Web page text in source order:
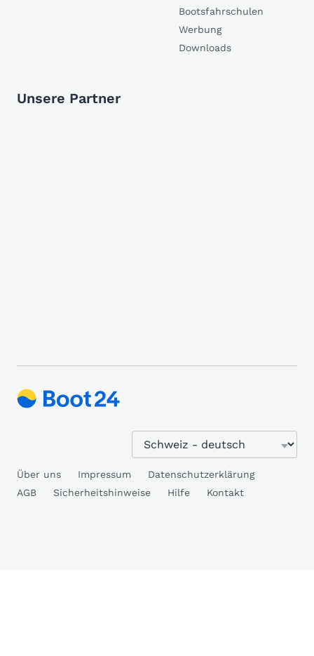
Bootsfahrschulen
Werbung
Downloads
Unsere Partner
Über uns Impressum
Datenschutzerklärung
AGB
Sicherheitshinweise Hilfe Kontakt